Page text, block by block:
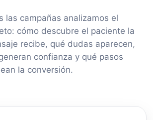
las campañas analizamos el
cómo descubre el paciente la
recibe, qué dudas aparecen,
confianza y qué pasos
la conversión.